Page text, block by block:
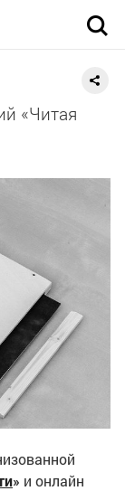
«Читая
» и онлайн